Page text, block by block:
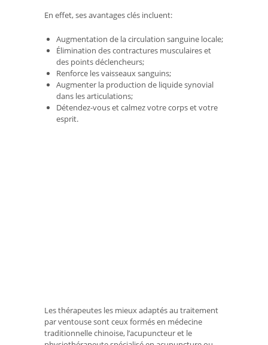
En effet, ses avantages clés incluent:
Augmentation de la circulation sanguine locale;
Élimination des contractures musculaires et
des points déclencheurs;
Renforce les vaisseaux sanguins;
Augmenter la production de liquide synovial
dans les articulations;
Détendez-vous et calmez votre corps et votre
esprit.
Les thérapeutes les mieux adaptés au traitement
par ventouse sont ceux formés en médecine
traditionnelle chinoise, l’acupuncteur et le